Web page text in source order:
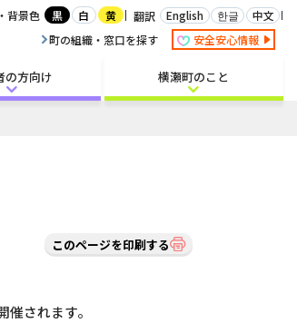
背景色 黒 白 黄 翻訳 English 한글
中文
町の組織・窓口を探す
安全安心情報
の方向け 横瀬町のこと
このページを印刷する
されます。